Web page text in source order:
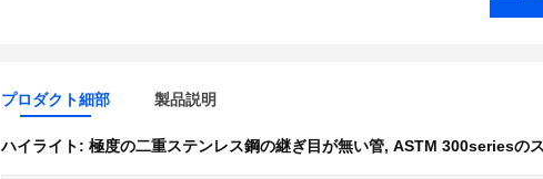
プロダクト細部 製品説明
ハイライト: 極度の二重ステンレス鋼の継ぎ目が無い管, ASTM 300seriesの